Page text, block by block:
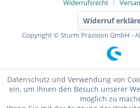
Widerrufsrecht
Widerruf
Copyright © Sturm Präzision GmbH -
Datenschutz und Verwendung von
ein, um Ihnen den Besuch unserer
möglich zu